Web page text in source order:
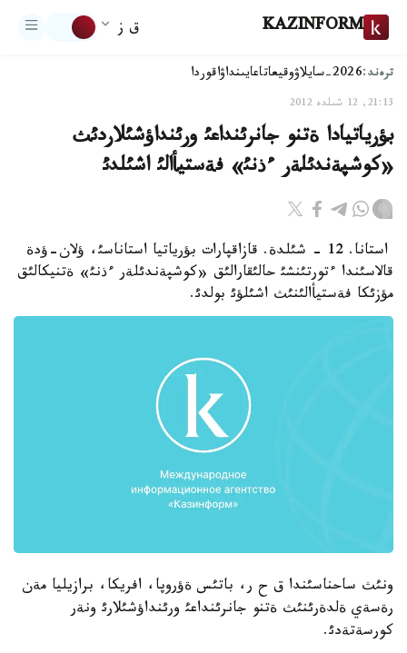
KAZINFORM ق ز
ترەند:2026-سايلاۋ وقيعاتاعايىنداۋاقوردا
21:13, 12 شىلدە 2012
بؤرياتيادا ةتنو جانرئنداعئ ورئنداؤشئلاردئث
«كوشپةندئلةر ءذنئ» فةستيأالئ اشئلدئ
استانا. 12 - شئلدة. قازاقپارات بؤرياتيا استاناسئ، ؤلان-ؤدة
قالاسئندا ءتورتئنشئ حالئقارالئق «كوشپةندئلةر ءذنئ» ةتنيكالئق
مؤزئكا فةستيأالئنئث اشئلؤئ بولدئ.
ونئث ساحناسئندا ق ح ر، باتئس ةؤروپا، افريكا، برازيليا مةن
رةسةي ةلدةرئنئث ةتنو جانرئنداعئ ورئنداؤشئلارئ ونةر
كورسةتةدئ.